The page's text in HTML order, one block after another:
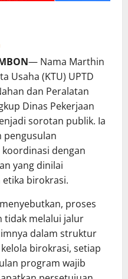
— Nama Marthin
Usaha (KTU) UPTD
dan Peralatan
Dinas Pekerjaan
sorotan publik. Ia
pengusulan
dengan
yang dinilai
birokrasi.
proses
tidak melalui jalur
dalam struktur
birokrasi, setiap
program wajib